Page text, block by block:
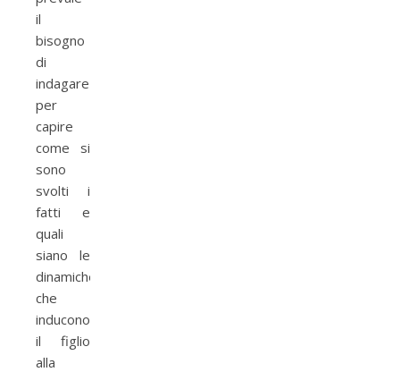
il
bisogno
di
indagare
per
capire
come si
sono
svolti i
fatti e
quali
siano le
dinamiche
che
inducono
il figlio
alla